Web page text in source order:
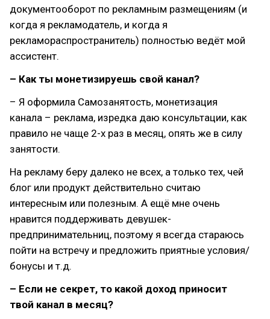
документооборот по рекламным размещениям (и
когда я рекламодатель, и когда я
рекламораспространитель) полностью ведёт мой
ассистент.
– Как ты монетизируешь свой канал?
– Я оформила Самозанятость, монетизация
канала – реклама, изредка даю консультации, как
правило не чаще 2-х раз в месяц, опять же в силу
занятости.
На рекламу беру далеко не всех, а только тех, чей
блог или продукт действительно считаю
интересным или полезным. А ещё мне очень
нравится поддерживать девушек-
предпринимательниц, поэтому я всегда стараюсь
пойти на встречу и предложить приятные условия/
бонусы и т.д.
– Если не секрет, то какой доход приносит
твой канал в месяц?